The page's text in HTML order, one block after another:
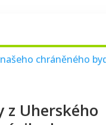
z Uherského